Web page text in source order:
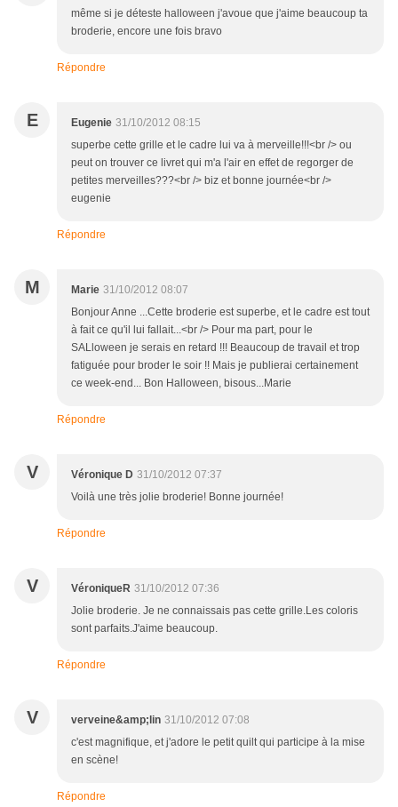
même si je déteste halloween j'avoue que j'aime beaucoup ta
broderie, encore une fois bravo
Répondre
E Eugenie 31/10/2012 08:15
superbe cette grille et le cadre lui va à merveille!!!<br /> ou
peut on trouver ce livret qui m'a l'air en effet de regorger de
petites merveilles???<br /> biz et bonne journée<br />
eugenie
Répondre
M Marie 31/10/2012 08:07
Bonjour Anne ...Cette broderie est superbe, et le cadre est tout
à fait ce qu'il lui fallait...<br /> Pour ma part, pour le
SALloween je serais en retard !!! Beaucoup de travail et trop
fatiguée pour broder le soir !! Mais je publierai certainement
ce week-end... Bon Halloween, bisous...Marie
Répondre
V Véronique D 31/10/2012 07:37
Voilà une très jolie broderie! Bonne journée!
Répondre
V VéroniqueR 31/10/2012 07:36
Jolie broderie. Je ne connaissais pas cette grille.Les coloris
sont parfaits.J'aime beaucoup.
Répondre
V verveine&amp;lin 31/10/2012 07:08
c'est magnifique, et j'adore le petit quilt qui participe à la mise
en scène!
Répondre